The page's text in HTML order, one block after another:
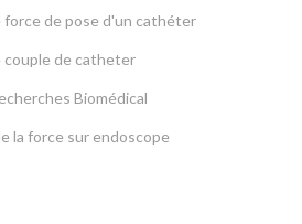
force de pose d'un cathéter
couple de catheter
Biomédical
la force sur endoscope